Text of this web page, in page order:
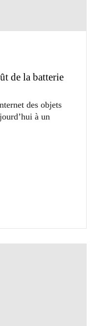
de la batterie
des objets
à un